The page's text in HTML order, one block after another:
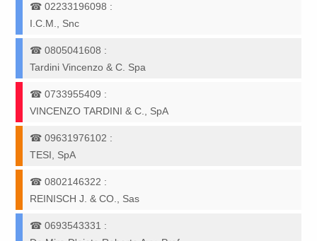
☎02233196098 :
I.C.M., Snc
☎0805041608 :
Tardini Vincenzo & C. Spa
☎0733955409 :
VINCENZO TARDINI & C., SpA
☎09631976102 :
TESI, SpA
☎0802146322 :
REINISCH J. & CO., Sas
☎0693543331 :